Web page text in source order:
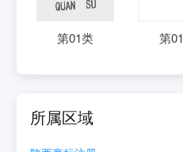
第01类 第01
所属区域